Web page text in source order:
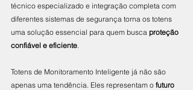
técnico especializado e integração completa com
diferentes sistemas de segurança torna os totens
uma solução essencial para quem busca proteção
confiável e eficiente
Totens de Monitoramento Inteligente já não são
apenas uma tendência. Eles representam o futuro